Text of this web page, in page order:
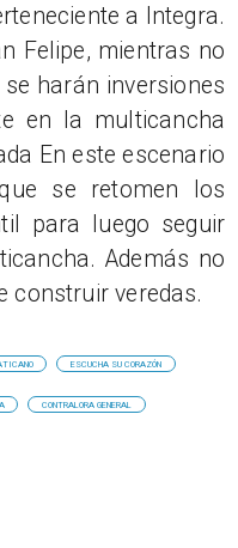
a Integra.
Felipe, mientras no
harán inversiones
en la multicancha
En este escenario
se retomen los
para luego seguir
Además no
construir veredas.
ESCUCHA SU CORAZÓN
CONTRALORA GENERAL